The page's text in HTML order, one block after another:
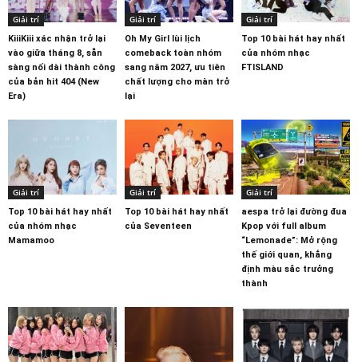
Giải trí
KiiiKiii xác nhận trở lại
vào giữa tháng 8, sẵn
sàng nối dài thành công
của bản hit 404 (New
Era)
Giải trí
Oh My Girl lùi lịch
comeback toàn nhóm
sang năm 2027, ưu tiên
chất lượng cho màn trở
lại
Giải trí
Top 10 bài hát hay nhất
của nhóm nhạc
FTISLAND
Giải trí
Top 10 bài hát hay nhất
của nhóm nhạc
Mamamoo
Giải trí
Top 10 bài hát hay nhất
của Seventeen
Giải trí
aespa trở lại đường đua
Kpop với full album
“Lemonade”: Mở rộng
thế giới quan, khẳng
định màu sắc trưởng
thành